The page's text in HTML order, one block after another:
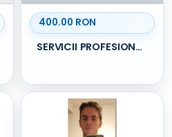
400.00 RON
SERVICII PROFESIONALE DE CURĂȚENIE SCĂRI DE BLOC / ASOCIAȚII DE PROPRIETARI / ASOCIAȚII DE LOCATARI